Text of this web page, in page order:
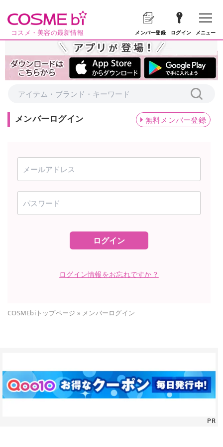
コスメ・美容の最新情報 メンバー登録 ログイン メニュー
メンバーログイン 無料メンバー登録
ログイン
ログイン情報をお忘れですか？
COSMEbiトップページ » メンバーログイン
PR